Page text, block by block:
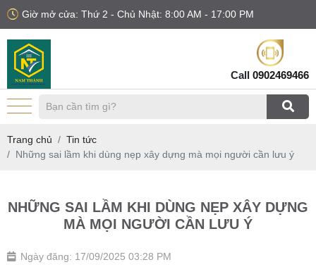
Giờ mở cửa: Thứ 2 - Chủ Nhật: 8:00 AM - 17:00 PM
Call 0902469466
Trang chủ
Tin tức
Những sai lầm khi dùng nẹp xây dựng mà mọi người cần lưu ý
NHỮNG SAI LẦM KHI DÙNG NẸP XÂY DỰNG
MÀ MỌI NGƯỜI CẦN LƯU Ý
Ngày đăng: 17/09/2025 03:28 PM